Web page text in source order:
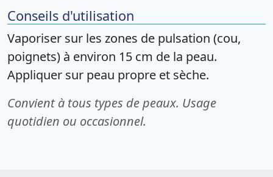
Conseils d'utilisation
Vaporiser sur les zones de pulsation (cou,
poignets) à environ 15 cm de la peau.
Appliquer sur peau propre et sèche.
Convient à tous types de peaux. Usage
quotidien ou occasionnel.